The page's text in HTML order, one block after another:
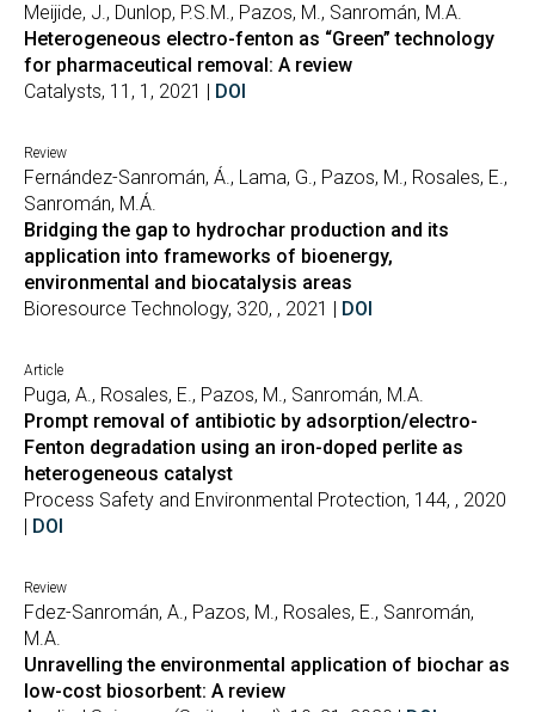
Meijide, J., Dunlop, P.S.M., Pazos, M., Sanromán, M.A.
Heterogeneous electro-fenton as “Green” technology
for pharmaceutical removal: A review
Catalysts, 11, 1, 2021 | DOI
Review
Fernández-Sanromán, Á., Lama, G., Pazos, M., Rosales, E.,
Sanromán, M.Á.
Bridging the gap to hydrochar production and its
application into frameworks of bioenergy,
environmental and biocatalysis areas
Bioresource Technology, 320, , 2021 | DOI
Article
Puga, A., Rosales, E., Pazos, M., Sanromán, M.A.
Prompt removal of antibiotic by adsorption/electro-
Fenton degradation using an iron-doped perlite as
heterogeneous catalyst
Process Safety and Environmental Protection, 144, , 2020
| DOI
Review
Fdez-Sanromán, A., Pazos, M., Rosales, E., Sanromán,
M.A.
Unravelling the environmental application of biochar as
low-cost biosorbent: A review